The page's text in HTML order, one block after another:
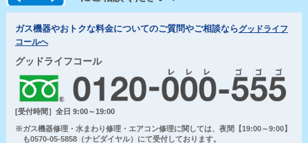
ガス機器やおトクな料金についてのご質問やご相談ならグッドライフ
コールへ
グッドライフコール
[受付時間］全日 9:00～19:00
※ガス機器修理・水まわり修理・エアコン修理に関しては、夜間【19:00～9:00】
も0570-05-5858（ナビダイヤル）にて受付しております。